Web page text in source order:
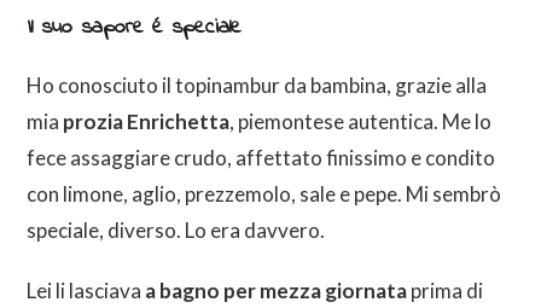
Il suo sapore é speciale
Ho conosciuto il topinambur da bambina, grazie alla
mia prozia Enrichetta, piemontese autentica. Me lo
fece assaggiare crudo, affettato finissimo e condito
con limone, aglio, prezzemolo, sale e pepe. Mi sembrò
speciale, diverso. Lo era davvero.
Lei li lasciava a bagno per mezza giornataprima di